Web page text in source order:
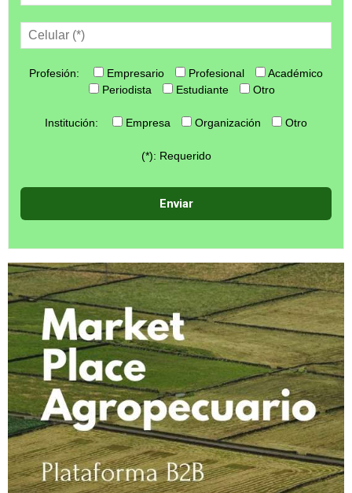
Profesión: Empresario Profesional
Académico
Periodista
Estudiante Otro
Institución: Empresa Organización Otro
(*): Requerido